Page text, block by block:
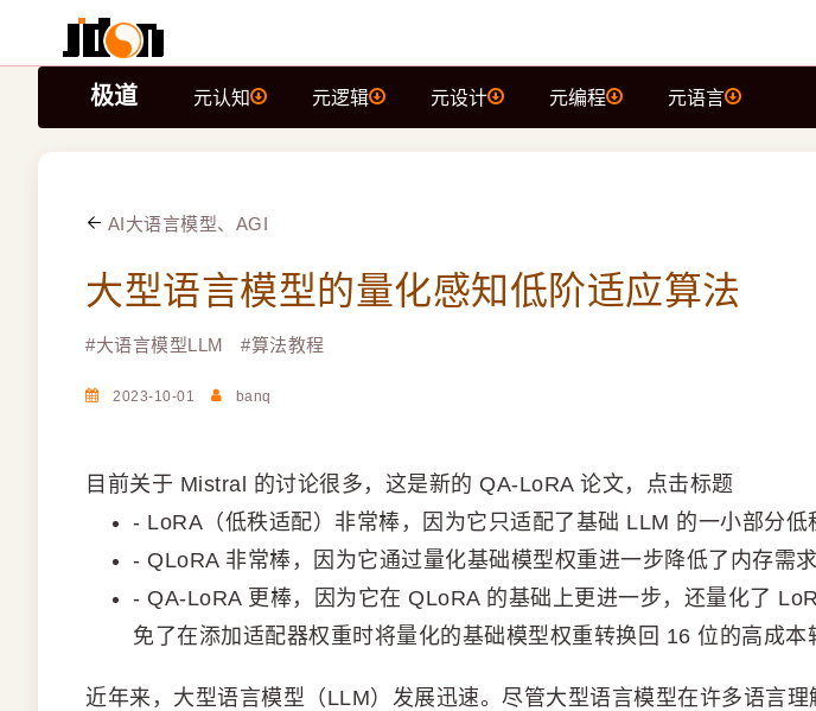
极道 元认知 元逻辑 元设计 元编程 元语言
AI大语言模型、AGI
大型语言模型的量化感知低阶适应算法
#大语言模型LLM #算法教程
2023-10-01 banq
目前关于 Mistral 的讨论很多，这是新的 QA-LoRA 论文，点击标题
- LoRA（低秩适配）非常棒，因为它只适配了基础 LLM 的一小部分低
- QLoRA 非常棒，因为它通过量化基础模型权重进一步降低了内存需求
- QA-LoRA 更棒，因为它在 QLoRA 的基础上更进一步，还量化了
免了在添加适配器权重时将量化的基础模型权重转换回 16 位的高成本
近年来，大型语言模型（LLM）发展迅速。尽管大型语言模型在许多语言